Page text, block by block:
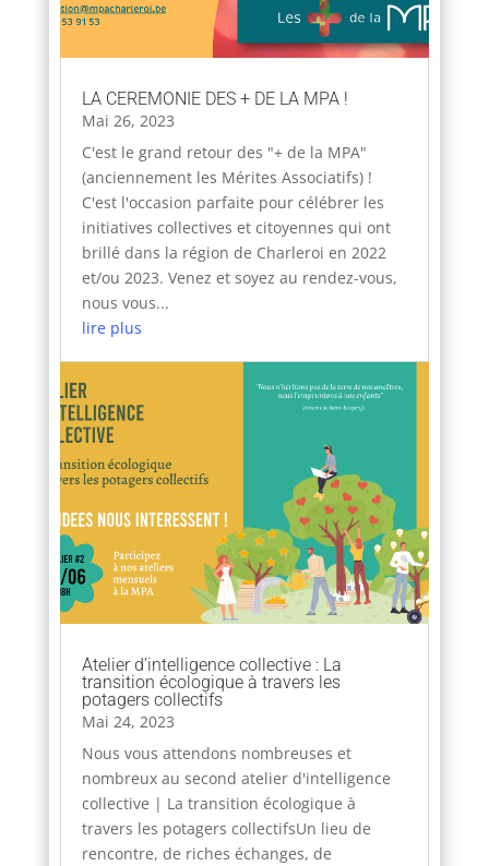
LA CEREMONIE DES + DE LA MPA !
Mai 26, 2023
C'est le grand retour des "+ de la MPA"
(anciennement les Mérites Associatifs) !
C'est l'occasion parfaite pour célébrer les
initiatives collectives et citoyennes qui ont
brillé dans la région de Charleroi en 2022
et/ou 2023. Venez et soyez au rendez-vous,
nous vous...
lire plus
Atelier d’intelligence collective : La
transition écologique à travers les
potagers collectifs
Mai 24, 2023
Nous vous attendons nombreuses et
nombreux au second atelier d'intelligence
collective | La transition écologique à
travers les potagers collectifsUn lieu de
rencontre, de riches échanges, de